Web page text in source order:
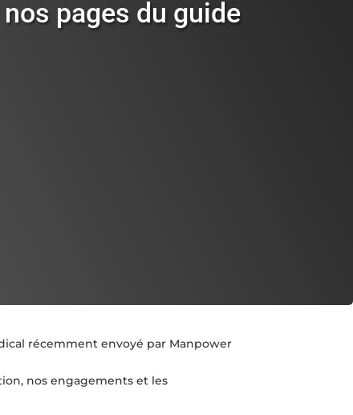
pages du guide
récemment envoyé par Manpower
nos engagements et les